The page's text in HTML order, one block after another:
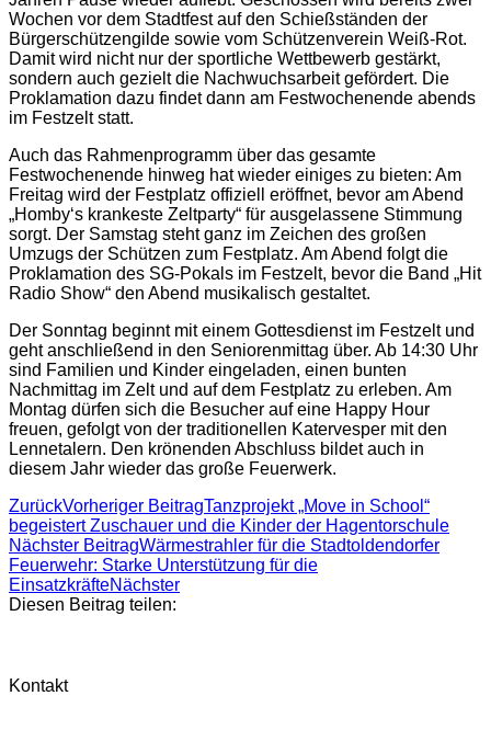
Wochen vor dem Stadtfest auf den Schießständen der
Bürgerschützengilde sowie vom Schützenverein Weiß-Rot.
Damit wird nicht nur der sportliche Wettbewerb gestärkt,
sondern auch gezielt die Nachwuchsarbeit gefördert. Die
Proklamation dazu findet dann am Festwochenende abends
im Festzelt statt.
Auch das Rahmenprogramm über das gesamte
Festwochenende hinweg hat wieder einiges zu bieten: Am
Freitag wird der Festplatz offiziell eröffnet, bevor am Abend
„Homby‘s krankeste Zeltparty“ für ausgelassene Stimmung
sorgt. Der Samstag steht ganz im Zeichen des großen
Umzugs der Schützen zum Festplatz. Am Abend folgt die
Proklamation des SG-Pokals im Festzelt, bevor die Band „Hit
Radio Show“ den Abend musikalisch gestaltet.
Der Sonntag beginnt mit einem Gottesdienst im Festzelt und
geht anschließend in den Seniorenmittag über. Ab 14:30 Uhr
sind Familien und Kinder eingeladen, einen bunten
Nachmittag im Zelt und auf dem Festplatz zu erleben. Am
Montag dürfen sich die Besucher auf eine Happy Hour
freuen, gefolgt von der traditionellen Katervesper mit den
Lennetalern. Den krönenden Abschluss bildet auch in
diesem Jahr wieder das große Feuerwerk.
ZurückVorheriger BeitragTanzprojekt „Move in School“
begeistert Zuschauer und die Kinder der Hagentorschule
Nächster BeitragWärmestrahler für die Stadtoldendorfer
Feuerwehr: Starke Unterstützung für die
EinsatzkräfteNächster
Diesen Beitrag teilen:
Kontakt